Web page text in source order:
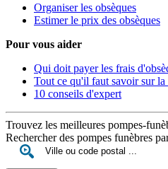
Organiser les obsèques
Estimer le prix des obsèques
Pour vous aider
Qui doit payer les frais
Tout ce qu'il faut savoir sur la
10 conseils d'expert
Trouvez les meilleures pompes-
Rechercher des pompes funèbres